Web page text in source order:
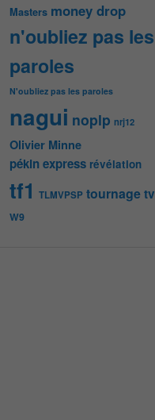
Masters money drop
n'oubliez pas les
paroles
N'oubliez pas les paroles
nagui noplp nrj12
Olivier Minne
pékin express révélation
tf1 TLMVPSP tournagetv
W9